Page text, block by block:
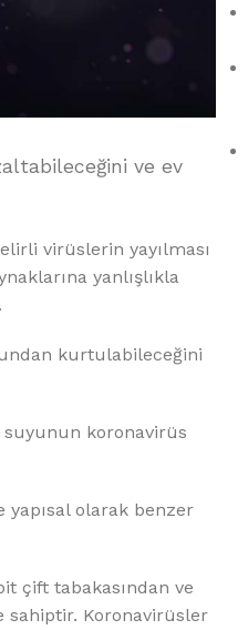
ve ev
virüslerin yayılması
yanlışlıkla
kurtulabileceğini
suyunun koronavirüs
olarak benzer
çift tabakasından ve
sahiptir. Koronavirüsler